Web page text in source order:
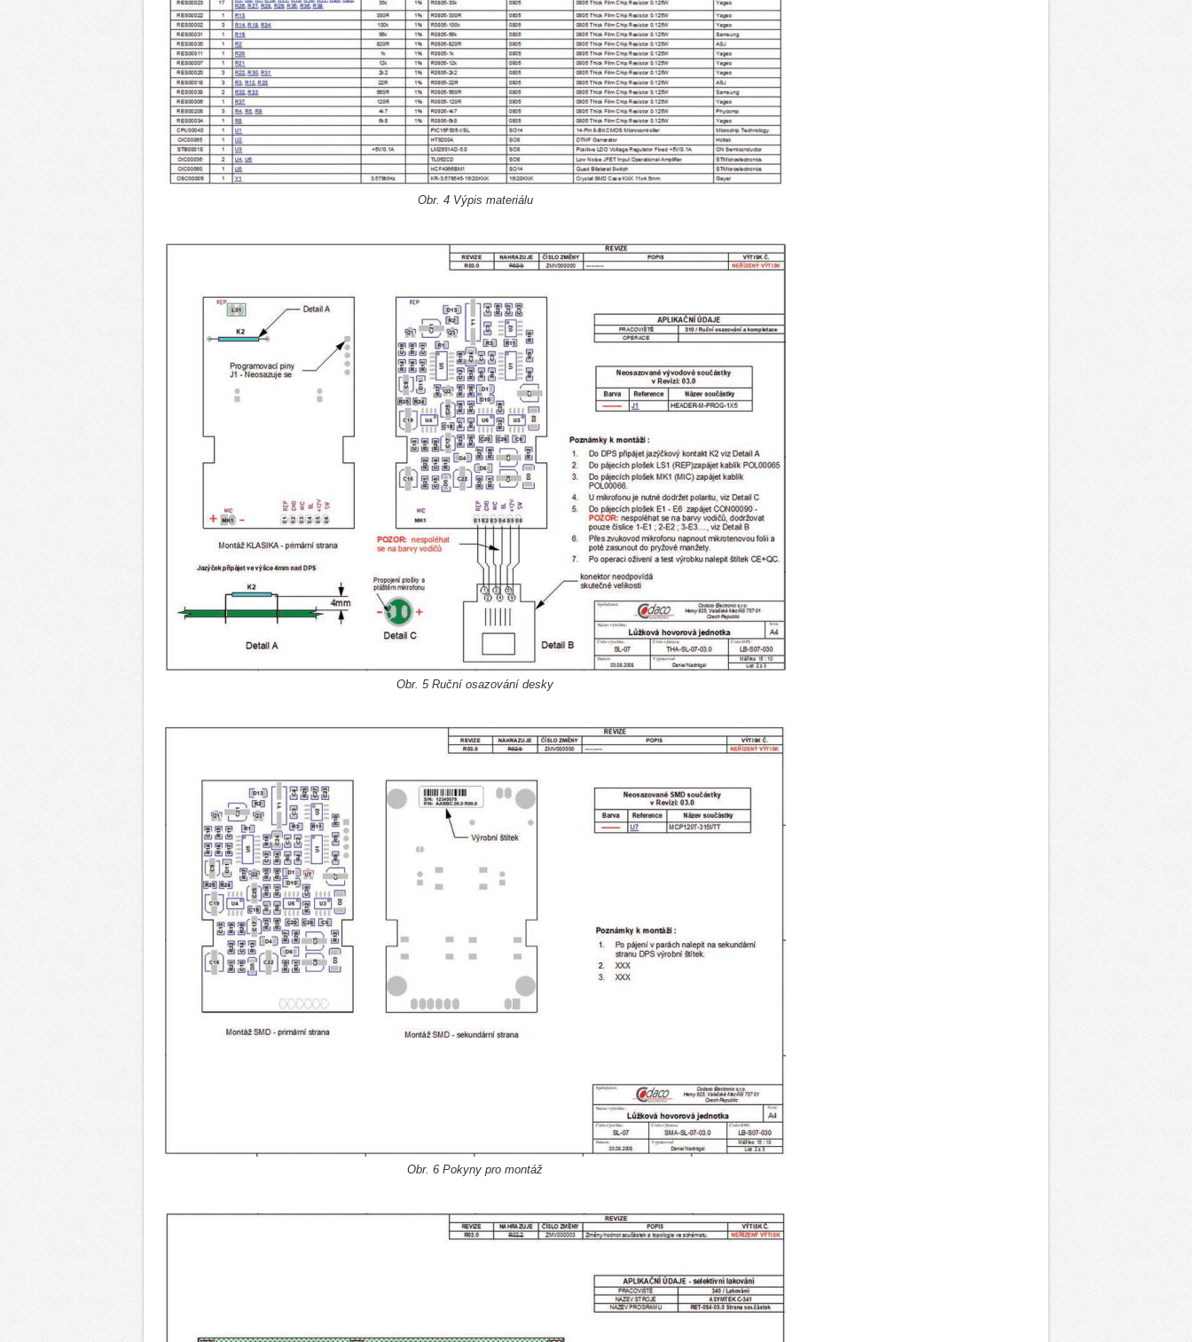
Obr. 4 Výpis materiálu
Obr. 5 Ruční osazování desky
Obr. 6 Pokyny pro montáž